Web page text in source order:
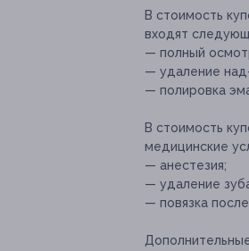
В стоимость
входят
— полный
— удаление
— полировка
В стоимость
медицинские
— анестезия;
— удаление
— повязка